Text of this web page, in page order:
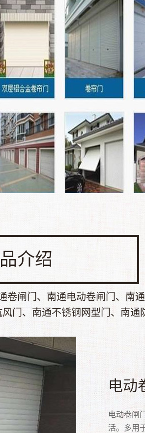
介绍
闸门、南通电动卷闸门、南
门、南通不锈钢网型门、南
快速
高速卷帘
保冷、防
卷帘
卷帘门是
滑道内，
电动
电动卷闸
活。多用
铝合
采用铝合
为多块连
车库
车库门是
的车库门
水晶
水晶卷闸
（pc防弹
抗风
抗风门又
过多年的
渔网
· 安全：
行进入自
不锈
不锈钢网
大方，流
不锈
不锈钢片
锈钢片、